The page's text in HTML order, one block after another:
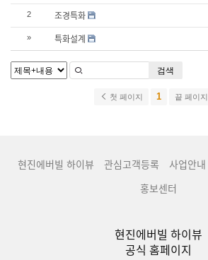
2 조경특화
» 특화설계
검색
첫 페이지 1 끝 페이지
현진에버빌 하이뷰 관심고객등록 사업안내
홍보센터
현진에버빌 하이뷰
공식 홈페이지